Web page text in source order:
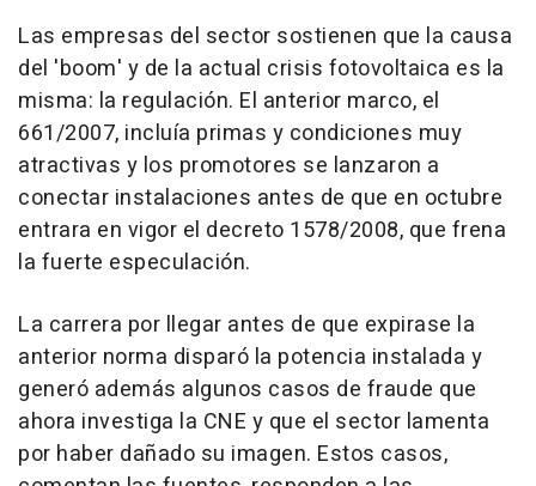
Las empresas del sector sostienen que la causa
del 'boom' y de la actual crisis fotovoltaica es la
misma: la regulación. El anterior marco, el
661/2007, incluía primas y condiciones muy
atractivas y los promotores se lanzaron a
conectar instalaciones antes de que en octubre
entrara en vigor el decreto 1578/2008, que frena
la fuerte especulación.
La carrera por llegar antes de que expirase la
anterior norma disparó la potencia instalada y
generó además algunos casos de fraude que
ahora investiga la CNE y que el sector lamenta
por haber dañado su imagen. Estos casos,